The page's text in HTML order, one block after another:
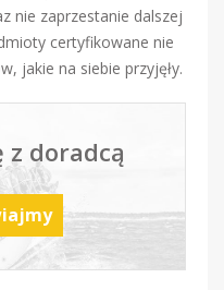
nie zaprzestanie dalszej
certyfikowane nie
jakie na siebie przyjęły.
doradcą